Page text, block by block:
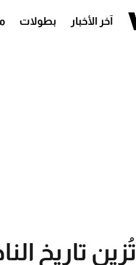
آخر الأخبار بطولات
تُزين تاريخ